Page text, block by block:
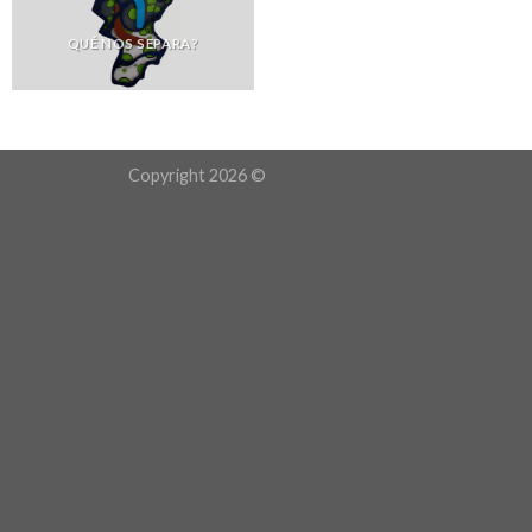
QUÉ NOS SEPARA?
Copyright 2026 ©